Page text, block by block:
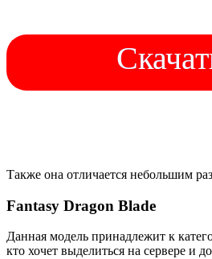
Также она отличается небольшим
Fantasy Dragon Blade
Данная модель принадлежит к
кто хочет выделиться на сервере и